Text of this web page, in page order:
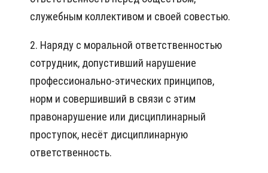
служебным коллективом и своей совестью.
2. Наряду с моральной ответственностью
сотрудник, допустивший нарушение
профессионально-этических принципов,
норм и совершивший в связи с этим
правонарушение или дисциплинарный
проступок, несёт дисциплинарную
ответственность.